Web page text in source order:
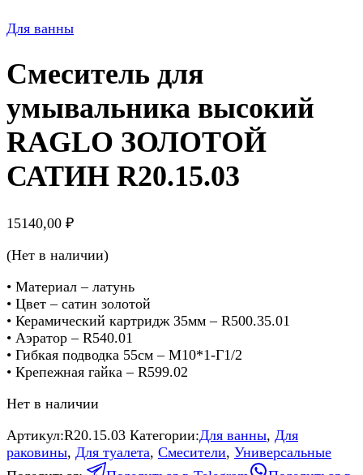
Для ванны
Смеситель для
умывальника высокий
RAGLO ЗОЛОТОЙ
САТИН R20.15.03
15140,00 ₽
(Нет в наличии)
• Материал – латунь
• Цвет – сатин золотой
• Керамический картридж 35мм – R500.35.01
• Аэратор – R540.01
• Гибкая подводка 55см – M10*1-Г1/2
• Крепежная гайка – R599.02
Нет в наличии
Артикул:R20.15.03 Категории:Для ванны, Для
раковины, Для туалета, Смесители, Универсальные